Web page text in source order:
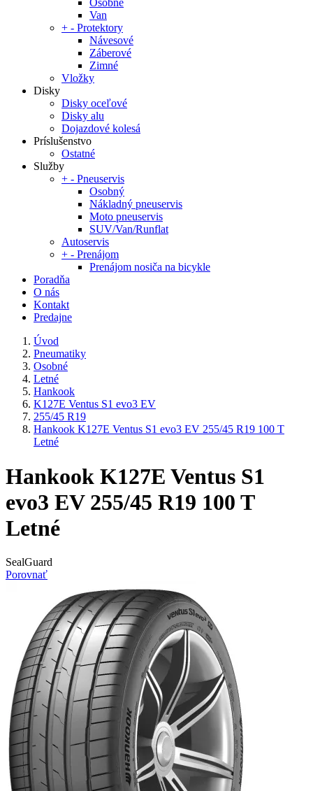
Osobné
Van
+ - Protektory
Návesové
Záberové
Zimné
Vložky
Disky
Disky oceľové
Disky alu
Dojazdové kolesá
Príslušenstvo
Ostatné
Služby
+ - Pneuservis
Osobný
Nákladný pneuservis
Moto pneuservis
SUV/Van/Runflat
Autoservis
+ - Prenájom
Prenájom nosiča na bicykle
Poradňa
O nás
Kontakt
Predajne
Úvod
Pneumatiky
Osobné
Letné
Hankook
K127E Ventus S1 evo3 EV
255/45 R19
Hankook K127E Ventus S1 evo3 EV 255/45 R19 100 T
Letné
Hankook K127E Ventus S1
evo3 EV 255/45 R19 100 T
Letné
SealGuard
Porovnať